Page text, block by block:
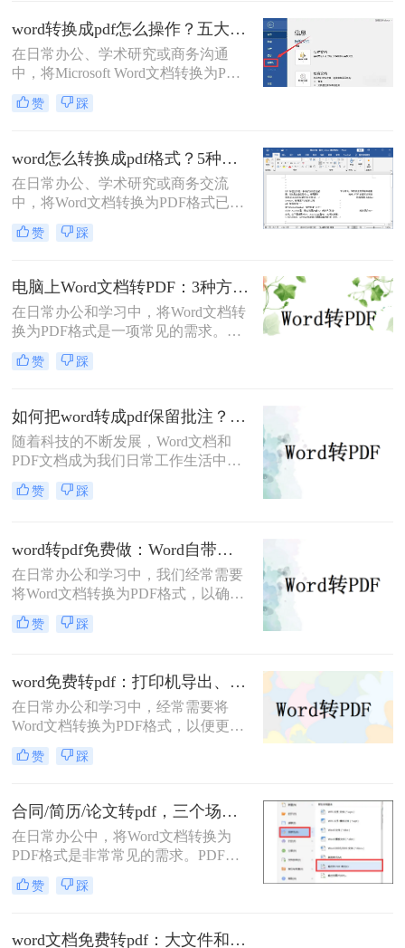
转换成pdf呢？本文将深入探讨多种高
效转换方法，涵盖不同场景需求，助
您轻松实现完美转换。
word转换成pdf怎么操作？五大方法详解！
在日常办公、学术研究或商务沟通
中，将Microsoft Word文档转换为PDF
格式已成为一项不可或缺的技能。
PDF（Portable Document Format）以
以及安全性，成为文件分发和归档的
首选格式。无论是提交简历、发布报
告还是共享论文，一个高质量的PDF
文件能确保在任何设备上呈现的效果
都与您的初衷一致。尽管Word转PDF
看似简单，但其中却隐藏着许多影响
赞 踩
word怎么转换成pdf格式？5种高效方法详解与场景应用！
在日常办公、学术研究或商务交流
中，将Word文档转换为PDF格式已成
为一项不可或缺的技能。
PDF（Portable Document Format）以
全性高的特点，成为文件归档、传阅
和打印的首选格式。然而，许多用户
仅知其一，不知其二，往往在转换过
程中遇到格式错乱、体积过大或无法
编辑等问题。
赞 踩
电脑上Word文档转PDF：3种方法按文档复杂度选，公式多的别用在线工具！
在日常办公和学习中，将Word文档转
换为PDF格式是一项常见的需求。
PDF格式因其跨平台兼容性、格式稳
定性和安全性而备受青睐。那么电脑
文将详细介绍三种将Word文档转换为
PDF的方法。
赞 踩
如何把word转成pdf保留批注？这三种方法建议收藏！
随着科技的不断发展，Word文档和
PDF文档成为我们日常工作生活中经
常遇到的文件格式。在某些情况下，
我们需要将Word文档转换为PDF格
批注呢？本文将介绍三种简单有效的
方法来帮助您将Word文档转成PDF并
保留批注。
赞 踩
word转pdf免费做：Word自带导出和在线工具效果差在哪！
在日常办公和学习中，我们经常需要
将Word文档转换为PDF格式，以确保
文档的稳定性和兼容性，便于分享和
打印。那么word转pdf怎么转免费呢？
赞 踩
word免费转pdf：打印机导出、Word自带、在线工具三选一！
在日常办公和学习中，经常需要将
Word文档转换为PDF格式，以便更好
地分享、打印或存档。那么word怎么
转换成pdf免费呢？本文将介绍三种免
赞 踩
合同/简历/论文转pdf，三个场景各自用什么方法快！
在日常办公中，将Word文档转换为
PDF格式是非常常见的需求。PDF文
件具有跨平台兼容性、保持文档格式
一致性和不可编辑性的特点，非常适
转换pdf呢？本文将介绍三种常用的方
赞 踩
word文档免费转pdf：大文件和小文件别用同一个方法！